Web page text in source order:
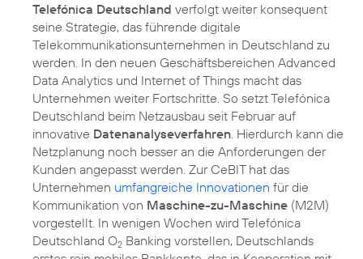
Telefónica Deutschland verfolgt weiter konsequent
seine Strategie, das führende digitale
Telekommunikationsunternehmen in Deutschland zu
werden. In den neuen Geschäftsbereichen Advanced
Data Analytics und Internet of Things macht das
Unternehmen weiter Fortschritte. So setzt Telefónica
Deutschland beim Netzausbau seit Februar auf
innovative Datenanalyseverfahren. Hierdurch kann die
Netzplanung noch besser an die Anforderungen der
Kunden angepasst werden. Zur CeBIT hat das
Unternehmen umfangreiche Innovationen für die
Kommunikation von Maschine-zu-Maschine (M2M)
vorgestellt. In wenigen Wochen wird Telefónica
Deutschland O2 Banking vorstellen, Deutschlands